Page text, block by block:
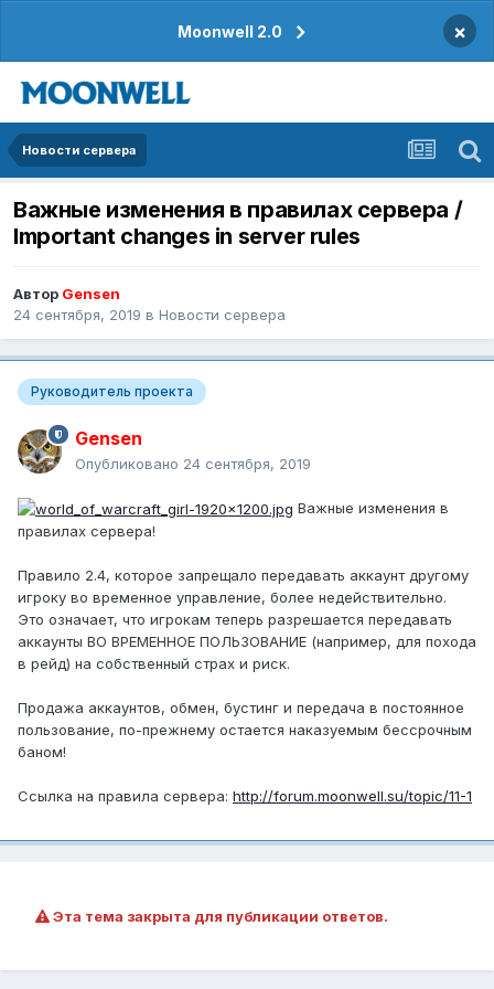
Moonwell 2.0 ×
Новости сервера
Важные изменения в правилах сервера /
Important changes in server rules
Автор Gensen
24 сентября, 2019 в Новости сервера
Руководитель проекта
Gensen
Опубликовано 24 сентября, 2019
Важные изменения в
правилах сервера!
Правило 2.4, которое запрещало передавать аккаунт другому
игроку во временное управление, более недействительно.
Это означает, что игрокам теперь разрешается передавать
аккаунты ВО ВРЕМЕННОЕ ПОЛЬЗОВАНИЕ (например, для похода
в рейд) на собственный страх и риск.
Продажа аккаунтов, обмен, бустинг и передача в постоянное
пользование, по-прежнему остается наказуемым бессрочным
баном!
Ссылка на правила сервера: http://forum.moonwell.su/topic/11-1
Эта тема закрыта для публикации ответов.